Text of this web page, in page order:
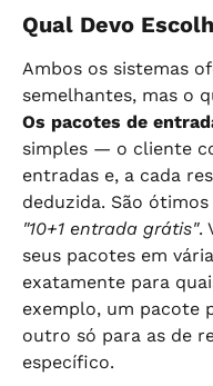
Qual Devo
Ambos os sistemas
semelhantes, mas o
Os pacotes de
simples — o cliente
entradas e, a cada
deduzida. São
"10+1 entrada grátis".
seus pacotes em
exatamente para
exemplo, um pacote
outro só para as de
específico.